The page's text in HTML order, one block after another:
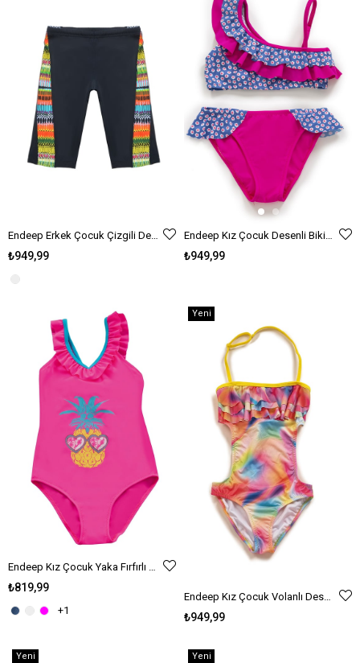
Endeep Erkek Çocuk Çizgili Desenli Siyah Jammer Yüzücü Mayo
₺949,99
Endeep Kız Çocuk Desenli Bikini Takımı
₺949,99
₺819,99
+1
Endeep Kız Çocuk Volanlı Desenli Mayokini
₺949,99
Yeni
Yeni
Yeni